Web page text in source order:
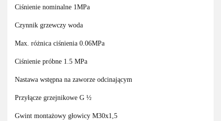
Ciśnienie nominalne 1MPa
Czynnik grzewczy woda
Max. różnica ciśnienia 0.06MPa
Ciśnienie próbne 1.5 MPa
Nastawa wstępna na zaworze odcinającym
Przyłącze grzejnikowe G ½
Gwint montażowy głowicy M30x1,5